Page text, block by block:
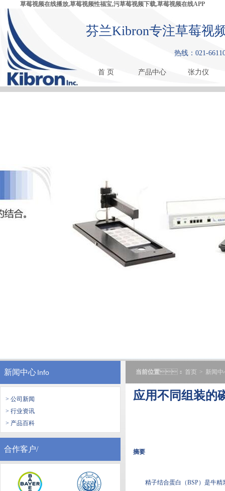
草莓视频在线播放,草莓视频性福宝,污草莓视频下载,草莓视频在线APP
芬兰Kibron专注草莓视
热线：021-
首 页 产品中心 张力仪
新闻中心Info
> 公司新闻
> 行业资讯
> 产品百科
合作客户/
当前位置： 首页 > 新闻中
应用不同组装的
摘要
精子结合蛋白（BSP）是牛精